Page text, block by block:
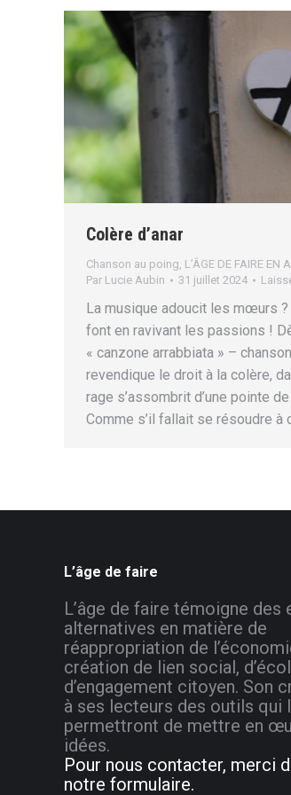
Colère d’anar
Chanson au poing L’ÂGE DE FAIRE EN
Par Lucie Aubin 31 juillet 2024
La musique adoucit les mœurs
font en ravivant les passions !
« canzone arrabbiata » –
revendique le droit à la colère,
rage s’assombrit d’une pointe
Comme s’il fallait se résoudre à
L’âge de faire
L’âge de faire témoigne des
alternatives en matière de
réappropriation de
création de lien social,
d’engagement citoyen. Son
à ses lecteurs des outils qui
permettront de mettre en
idées.
Pour nous contacter, merci
notre formulaire.